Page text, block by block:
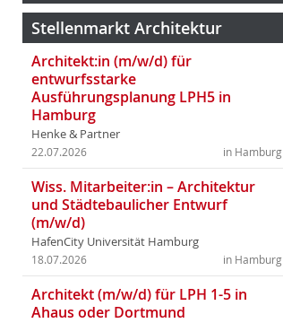
Stellenmarkt Architektur
Architekt:in (m/w/d) für
entwurfsstarke
Ausführungsplanung LPH5 in
Hamburg
Henke & Partner
in Hamburg
22.07.2026
Wiss. Mitarbeiter:in – Architektur
und Städtebaulicher Entwurf
(m/w/d)
HafenCity Universität Hamburg
in Hamburg
18.07.2026
Architekt (m/w/d) für LPH 1-5 in
Ahaus oder Dortmund